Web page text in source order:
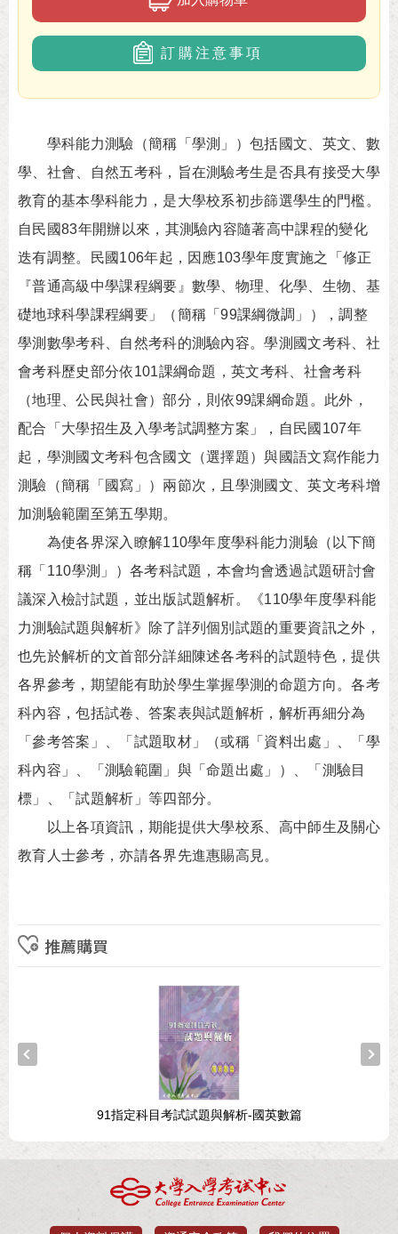
訂購注意事項
學科能力測驗（簡稱「學測」）包括國文、英文、數
學、社會、自然五考科，旨在測驗考生是否具有接受大學
教育的基本學科能力，是大學校系初步篩選學生的門檻。
自民國83年開辦以來，其測驗內容隨著高中課程的變化
迭有調整。民國106年起，因應103學年度實施之「修正
『普通高級中學課程綱要』數學、物理、化學、生物、基
礎地球科學課程綱要」（簡稱「99課綱微調」），調整
學測數學考科、自然考科的測驗內容。學測國文考科、社
會考科歷史部分依101課綱命題，英文考科、社會考科
（地理、公民與社會）部分，則依99課綱命題。此外，
配合「大學招生及入學考試調整方案」，自民國107年
起，學測國文考科包含國文（選擇題）與國語文寫作能力
測驗（簡稱「國寫」）兩節次，且學測國文、英文考科增
加測驗範圍至第五學期。
為使各界深入瞭解110學年度學科能力測驗（以下簡
稱「110學測」）各考科試題，本會均會透過試題研討會
議深入檢討試題，並出版試題解析。《110學年度學科能
力測驗試題與解析》除了詳列個別試題的重要資訊之外，
也先於解析的文首部分詳細陳述各考科的試題特色，提供
各界參考，期望能有助於學生掌握學測的命題方向。各考
科內容，包括試卷、答案表與試題解析，解析再細分為
「參考答案」、「試題取材」（或稱「資料出處」、「學
科內容」、「測驗範圍」與「命題出處」）、「測驗目
標」、「試題解析」等四部分。
以上各項資訊，期能提供大學校系、高中師生及關心
教育人士參考，亦請各界先進惠賜高見。
推薦購買
91指定科目考試試題與解析-國英數篇